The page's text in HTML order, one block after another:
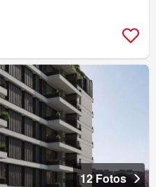
12 Fotos